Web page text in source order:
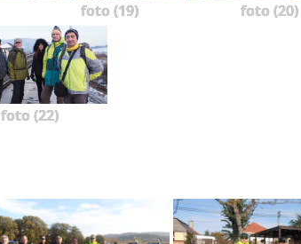
foto (19) foto (20)
foto (22)